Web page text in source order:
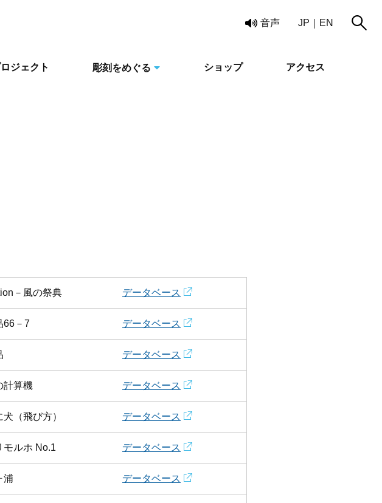
音声読み上げ
JP EN
ジェクト 彫刻をめぐる ショップ アクセス
－風の祭典 データベース
66－7 データベース
データベース
計算機 データベース
犬（飛び方） データベース
モルホ No.1 データベース
浦 データベース